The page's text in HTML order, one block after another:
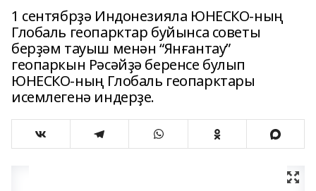
1 сентябрҙә Индонезияла ЮНЕСКО-ның
Глобаль геопарктар буйынса советы
берҙәм тауыш менән “Янғантау”
геопаркын Рәсәйҙә беренсе булып
ЮНЕСКО-ның Глобаль геопарктары
исемлегенә индерҙе.